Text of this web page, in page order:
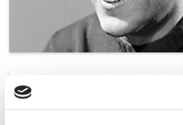
pasztor_gyorgy_h.jpg